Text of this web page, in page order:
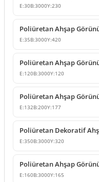
E:30B:3000Y:230
E:35B:3000Y:420
E:120B:3000Y:120
E:132B:200Y:177
E:350B:3000Y:320
E:160B:3000Y:165